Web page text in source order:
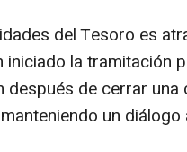
del Tesoro es
iniciado la tramitación
después de cerrar
un